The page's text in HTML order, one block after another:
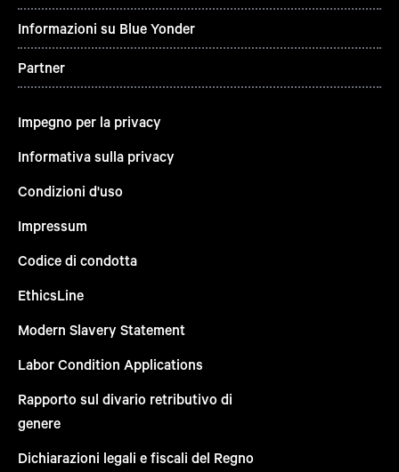
Informazioni su Blue Yonder
Partner
Impegno per la privacy
Informativa sulla privacy
Condizioni d'uso
Impressum
Codice di condotta
EthicsLine
Modern Slavery Statement
Labor Condition Applications
Rapporto sul divario retributivo di
genere
Dichiarazioni legali e fiscali del Regno